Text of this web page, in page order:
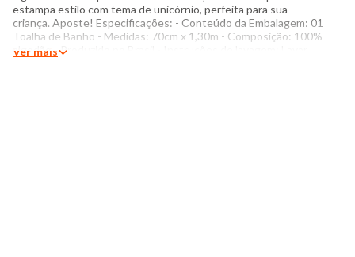
estampa estilo com tema de unicórnio, perfeita para sua
criança. Aposte! Especificações: - Conteúdo da Embalagem: 01
Toalha de Banho - Medidas: 70cm x 1,30m - Composição: 100%
algodão - Produzido no Brasil - Instruções de lavagem: Lavar
Ver mais